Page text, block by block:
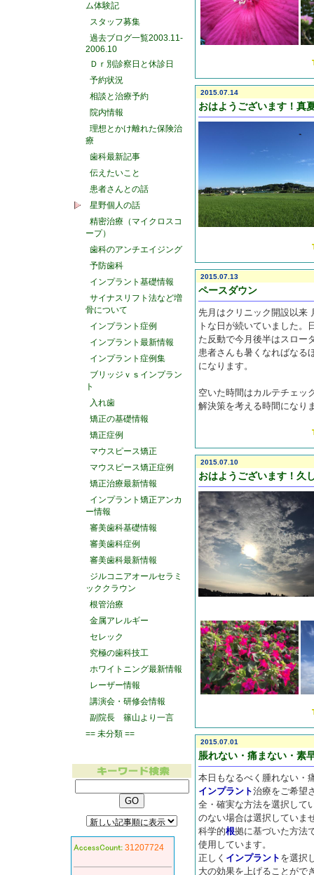
ム体験記
スタッフ募集
過去ブログ一覧2003.11-
2006.10
Ｄｒ別診察日と休診日
予約状況
相談と治療予約
院内情報
理想とかけ離れた保険治
療
歯科最新記事
伝えたいこと
患者さんとの話
星野個人の話
精密治療（マイクロスコ
ープ）
歯科のアンチエイジング
予防歯科
インプラント基礎情報
サイナスリフト法など増
骨について
インプラント症例
インプラント最新情報
インプラント症例集
ブリッジｖｓインプラン
ト
入れ歯
矯正の基礎情報
矯正症例
マウスピース矯正
マウスピース矯正症例
矯正治療最新情報
インプラント矯正アンカ
ー情報
審美歯科基礎情報
審美歯科症例
審美歯科最新情報
ジルコニアオールセラミ
ッククラウン
根管治療
金属アレルギー
セレック
究極の歯科技工
ホワイトニング最新情報
レーザー情報
講演会・研修会情報
副院長 篠山より一言
== 未分類 ==
31207724
2015.07.14
おはようございます！真
2015.07.13
ペースダウン
先月はクリニック開設以来
トな日が続いていました。
た反動で今月後半はスロー
患者さんも暑くなればなる
になります。
空いた時間はカルテチェッ
解決策を考える時間になり
2015.07.10
おはようございます！久
2015.07.01
脹れない・痛まない・素
本日もなるべく腫れない・
インプラント治療をご希望
全・確実な方法を選択して
のない場合は選択していま
科学的根拠に基づいた方法
使用しています。
正しく インプラント を選択
大の効果を上げることがで